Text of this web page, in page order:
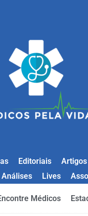
Editoriais Artigos
Análises Lives
Médicos